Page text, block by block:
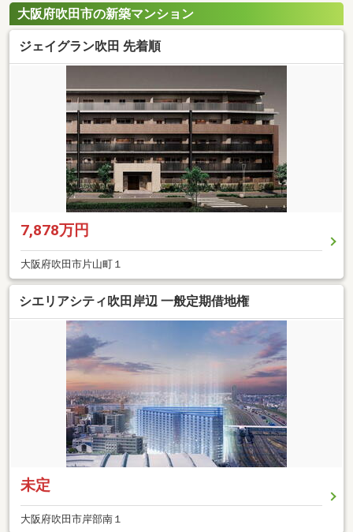
大阪府吹田市の新築マンション
ジェイグラン吹田 先着順
7,878万円
大阪府吹田市片山町１
シエリアシティ吹田岸辺 一般定期借地権
未定
大阪府吹田市岸部南１